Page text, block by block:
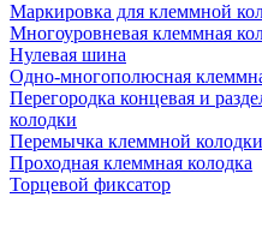
Маркировка для клеммной
Многоуровневая клеммная
Нулевая шина
Одно-многополюсная
Перегородка концевая и
колодки
Перемычка клеммной колодки
Проходная клеммная колодка
Торцевой фиксатор